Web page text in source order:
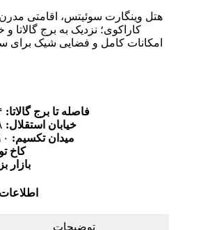
هتل وینگارت سوئیتس، اقامتی
کاراکوی؛ نزدیک به برج گالاتا و
امکانات کامل و فضایی شیک برای
فاصله تا برج گالاتا: ۴
خیابان استقلال:
میدان تکسیم: ۱۰ دقیقه
کاخ
بازار
توضیحات